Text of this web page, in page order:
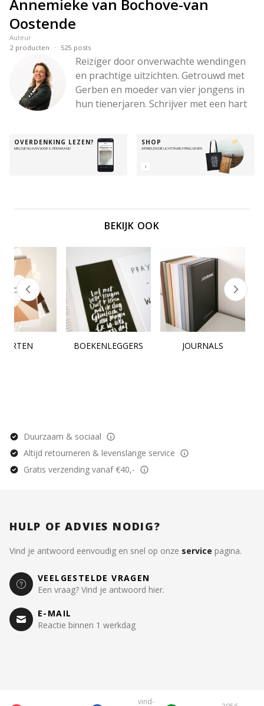
Annemieke van Bochove-van
Oostende
Auteur
2 producten · 525 posts
Reiziger door onverwachte wendingen
en prachtige uitzichten. Getrouwd met
Gerben en moeder van vier jongens in
hun tienerjaren. Schrijver met een hart
gesprekken – en voor wandelingen in
de bergen. Altijd onderweg met de
Betrouwbare, om Zijn hart zichtbaar te
OVERDENKING LEZEN?
MELD JE NU AAN VOOR 3,- PER MAAND
SHOP
ARTIKELEN DIE LICHT EN RICHTING GEVEN
BEKIJK OOK
BOEKENLEGGERS JOURNALS
Duurzaam & sociaal
Altijd retourneren & levenslange service
Gratis verzending vanaf €40,-
HULP OF ADVIES NODIG?
Vind je antwoord eenvoudig en snel op onze service pagina.
VEELGESTELDE VRAGEN
Een vraag? Vind je antwoord hier.
E-MAIL
Reactie binnen 1 werkdag
vind-